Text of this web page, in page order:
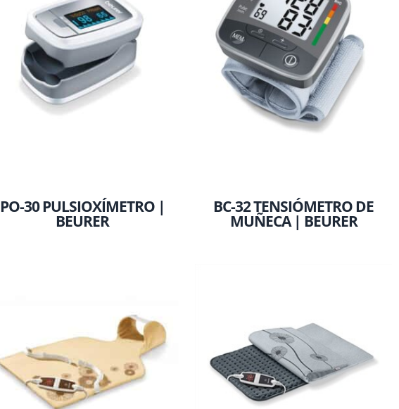
PO-30 PULSIOXÍMETRO |
BEURER
BC-32 TENSIÓMETRO DE
MUÑECA | BEURER